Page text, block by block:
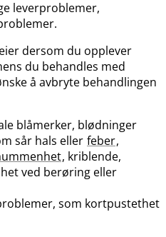
leverproblemer,
dersom du opplever
du behandles med
å avbryte behandlingen
blåmerker, blødninger
sår hals eller feber,
, kriblende,
ved berøring eller
som kortpustethet